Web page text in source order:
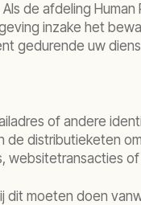
de afdeling Human
inzake het
gedurende uw
of andere
de distributieketen
websitetransacties
dit moeten doen